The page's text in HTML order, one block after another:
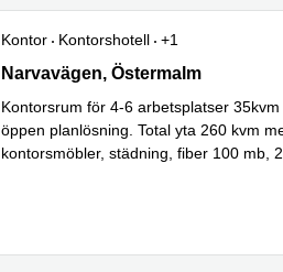
Kontor Kontorshotell
+1
Narvavägen 12 , Östermalm
Narvavägen, Östermalm
Kontorsrum för 4-6 arbetsplatser
öppen planlösning. Total yta 260 kvm
kontorsmöbler, städning, fiber 100 mb,